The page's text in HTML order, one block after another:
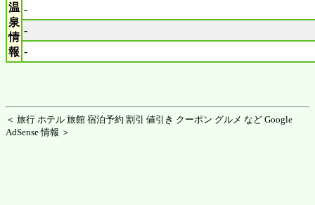
温
泉
情
報
-
-
-
＜ 旅行 ホテル 旅館 宿泊予約 割引 値引き クーポン グルメ など Google
AdSense 情報 ＞